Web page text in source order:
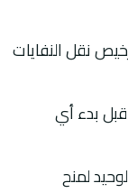
نقل النفايات
قبل بدء أي
لمنح